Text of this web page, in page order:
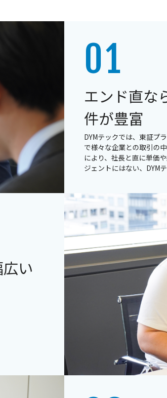
エンド直な
件が豊富
DYMテックでは、東証プ
で様々な企業との取引の
により、社長と直に単価
ジェントにはない、DYM
い